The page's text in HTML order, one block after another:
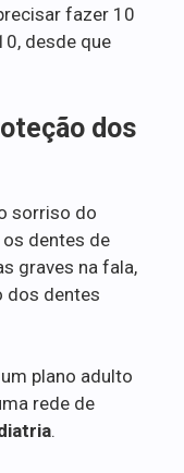
fazer 10
desde que
dos
sorriso do
dentes de
graves na fala,
dos dentes
plano adulto
rede de
.